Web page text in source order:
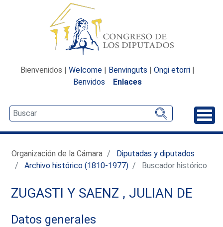
Bienvenidos | Welcome | Benvinguts | Ongi etorri |
Benvidos
Enlaces
Organización de la Cámara
Diputadas y diputados
Archivo histórico (1810-1977)
Buscador histórico
ZUGASTI Y SAENZ , JULIAN DE
Datos generales